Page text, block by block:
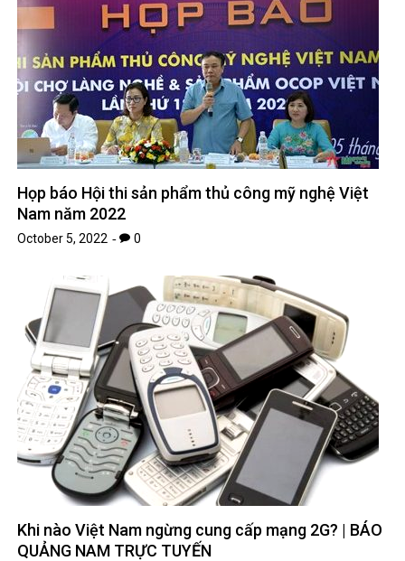
Họp báo Hội thi sản phẩm thủ công mỹ nghệ Việt
Nam năm 2022
October 5, 2022 0
Khi nào Việt Nam ngừng cung cấp mạng 2G? | BÁO
QUẢNG NAM TRỰC TUYẾN